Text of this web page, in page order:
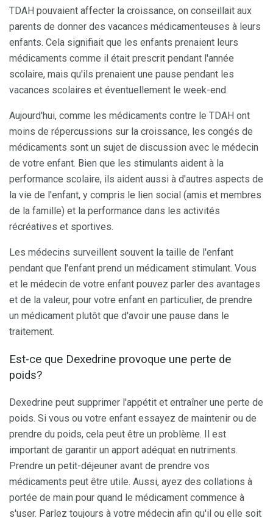
TDAH pouvaient affecter la croissance, on conseillait aux
parents de donner des vacances médicamenteuses à leurs
enfants. Cela signifiait que les enfants prenaient leurs
médicaments comme il était prescrit pendant l'année
scolaire, mais qu'ils prenaient une pause pendant les
vacances scolaires et éventuellement le week-end.
Aujourd'hui, comme les médicaments contre le TDAH ont
moins de répercussions sur la croissance, les congés de
médicaments sont un sujet de discussion avec le médecin
de votre enfant. Bien que les stimulants aident à la
performance scolaire, ils aident aussi à d'autres aspects de
la vie de l'enfant, y compris le lien social (amis et membres
de la famille) et la performance dans les activités
récréatives et sportives.
Les médecins surveillent souvent la taille de l'enfant
pendant que l'enfant prend un médicament stimulant. Vous
et le médecin de votre enfant pouvez parler des avantages
et de la valeur, pour votre enfant en particulier, de prendre
un médicament plutôt que d'avoir une pause dans le
traitement.
Est-ce que Dexedrine provoque une perte de
poids?
Dexedrine peut supprimer l'appétit et entraîner une perte de
poids. Si vous ou votre enfant essayez de maintenir ou de
prendre du poids, cela peut être un problème. Il est
important de garantir un apport adéquat en nutriments.
Prendre un petit-déjeuner avant de prendre vos
médicaments peut être utile. Aussi, ayez des collations à
portée de main pour quand le médicament commence à
s'user. Parlez toujours à votre médecin afin qu'il ou elle soit